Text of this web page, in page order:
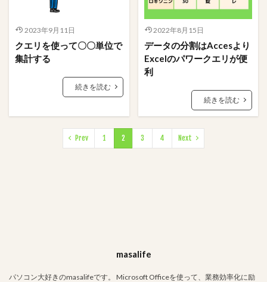
2023年9月11日
クエリを使って〇〇単位で
集計する
続きを読む
2022年8月15日
データの分割はAccesより
Excelのパワークエリが便
利
続きを読む
Prev 1 2 3 4 Next
masalife
パソコン大好きのmasalifeです。 Microsoft Officeを使って、業務効率化に励